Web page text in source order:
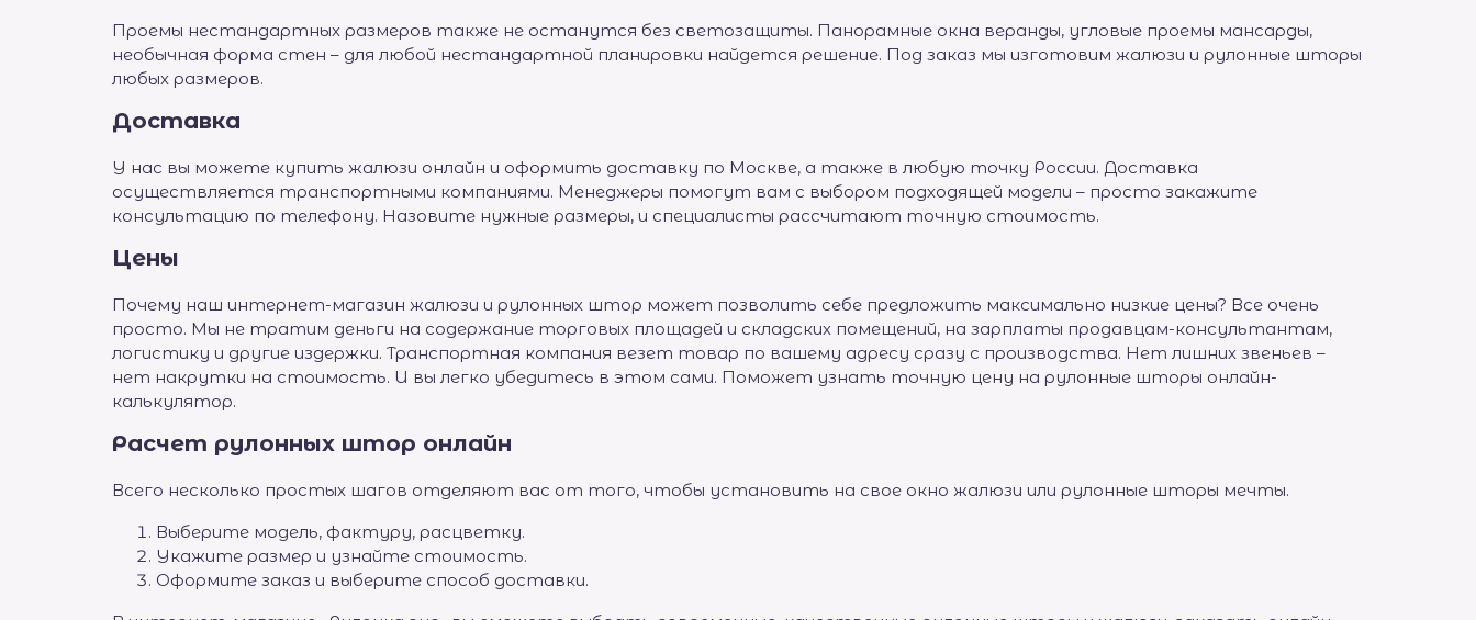
Проемы нестандартных размеров также не останутся без светозащиты. Панорамные окна веранды, угловые проемы мансарды,
необычная форма стен – для любой нестандартной планировки найдется решение. Под заказ мы изготовим жалюзи и рулонные шторы
любых размеров.
Доставка
У нас вы можете купить жалюзи онлайн и оформить доставку по Москве, а также в любую точку России. Доставка
осуществляется транспортными компаниями. Менеджеры помогут вам с выбором подходящей модели – просто закажите
консультацию по телефону. Назовите нужные размеры, и специалисты рассчитают точную стоимость.
Цены
Почему наш интернет-магазин жалюзи и рулонных штор может позволить себе предложить максимально низкие цены? Все очень
просто. Мы не тратим деньги на содержание торговых площадей и складских помещений, на зарплаты продавцам-консультантам,
логистику и другие издержки. Транспортная компания везет товар по вашему адресу сразу с производства. Нет лишних звеньев –
нет накрутки на стоимость. И вы легко убедитесь в этом сами. Поможет узнать точную цену на рулонные шторы онлайн-
калькулятор.
Расчет рулонных штор онлайн
Всего несколько простых шагов отделяют вас от того, чтобы установить на свое окно жалюзи или рулонные шторы мечты.
Выберите модель, фактуру, расцветку.
Укажите размер и узнайте стоимость.
Оформите заказ и выберите способ доставки.